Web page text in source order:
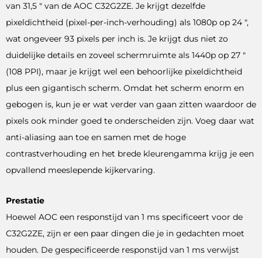
van 31,5 ″ van de AOC C32G2ZE. Je krijgt dezelfde
pixeldichtheid (pixel-per-inch-verhouding) als 1080p op 24 ″,
wat ongeveer 93 pixels per inch is. Je krijgt dus niet zo
duidelijke details en zoveel schermruimte als 1440p op 27 ″
(108 PPI), maar je krijgt wel een behoorlijke pixeldichtheid
plus een gigantisch scherm. Omdat het scherm enorm en
gebogen is, kun je er wat verder van gaan zitten waardoor de
pixels ook minder goed te onderscheiden zijn. Voeg daar wat
anti-aliasing aan toe en samen met de hoge
contrastverhouding en het brede kleurengamma krijg je een
opvallend meeslepende kijkervaring.
Prestatie
Hoewel AOC een responstijd van 1 ms specificeert voor de
C32G2ZE, zijn er een paar dingen die je in gedachten moet
houden. De gespecificeerde responstijd van 1 ms verwijst